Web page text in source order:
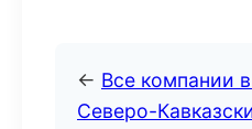
← Все компании
Северо-